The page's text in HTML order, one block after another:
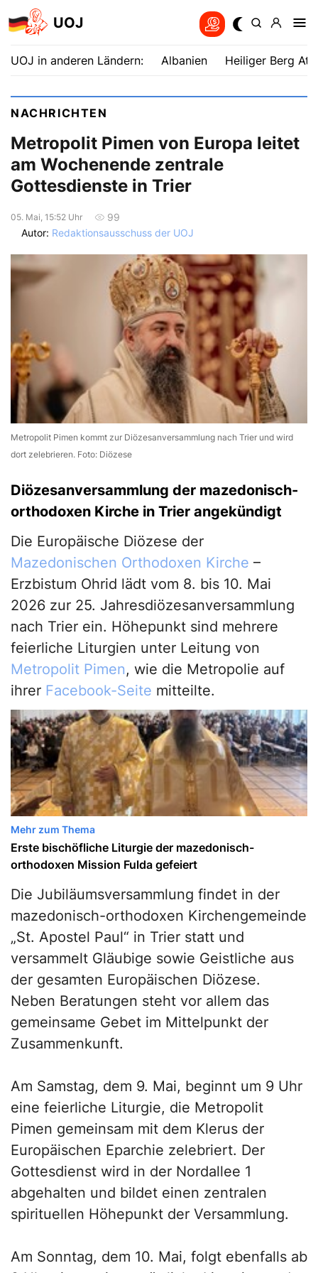
UOJ
UOJ in anderen Ländern: Albanien Heiliger Berg
NACHRICHTEN
Metropolit Pimen von Europa leitet
am Wochenende zentrale
Gottesdienste in Trier
05. Mai, 15:52 Uhr
99
Autor: Redaktionsausschuss der UOJ
Metropolit Pimen kommt zur Diözesanversammlung nach Trier und wird
dort zelebrieren. Foto: Diözese
Diözesanversammlung der mazedonisch-
orthodoxen Kirche in Trier angekündigt
Die Europäische Diözese der
Mazedonischen Orthodoxen Kirche –
Erzbistum Ohrid lädt vom 8. bis 10. Mai
2026 zur 25. Jahresdiözesanversammlung
nach Trier ein. Höhepunkt sind mehrere
feierliche Liturgien unter Leitung von
Metropolit Pimen, wie die Metropolie auf
ihrer Facebook-Seite mitteilte.
Mehr zum Thema
Erste bischöfliche Liturgie der mazedonisch-
orthodoxen Mission Fulda gefeiert
Die Jubiläumsversammlung findet in der
mazedonisch-orthodoxen Kirchengemeinde
„St. Apostel Paul“ in Trier statt und
versammelt Gläubige sowie Geistliche aus
der gesamten Europäischen Diözese.
Neben Beratungen steht vor allem das
gemeinsame Gebet im Mittelpunkt der
Zusammenkunft.
Am Samstag, dem 9. Mai, beginnt um 9 Uhr
eine feierliche Liturgie, die Metropolit
Pimen gemeinsam mit dem Klerus der
Europäischen Eparchie zelebriert. Der
Gottesdienst wird in der Nordallee 1
abgehalten und bildet einen zentralen
spirituellen Höhepunkt der Versammlung.
Am Sonntag, dem 10. Mai, folgt ebenfalls ab